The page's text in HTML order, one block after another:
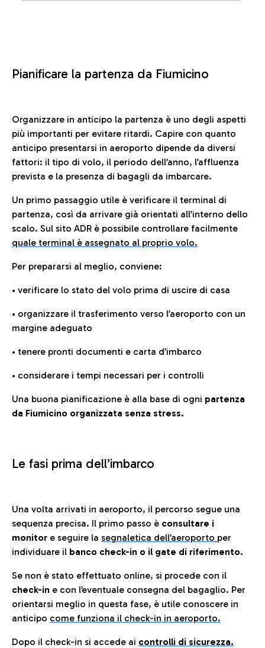
Pianificare la partenza da Fiumicino
Organizzare in anticipo la partenza è uno degli aspetti
più importanti per evitare ritardi. Capire con quanto
anticipo presentarsi in aeroporto dipende da diversi
fattori: il tipo di volo, il periodo dell’anno, l’affluenza
prevista e la presenza di bagagli da imbarcare.
Un primo passaggio utile è verificare il terminal di
partenza, così da arrivare già orientati all’interno dello
scalo. Sul sito ADR è possibile controllare facilmente
quale terminal è assegnato al proprio volo.
Per prepararsi al meglio, conviene:
• verificare lo stato del volo prima di uscire di casa
• organizzare il trasferimento verso l’aeroporto con un
margine adeguato
• tenere pronti documenti e carta d’imbarco
• considerare i tempi necessari per i controlli
Una buona pianificazione è alla base di ogni partenza
da Fiumicino organizzata senza stress.
Le fasi prima dell’imbarco
Una volta arrivati in aeroporto, il percorso segue una
sequenza precisa. Il primo passo è consultare i
monitor e seguire la segnaletica dell’aeroporto per
individuare il banco check-in o il gate di riferimento.
Se non è stato effettuato online, si procede con il
check-in e con l’eventuale consegna del bagaglio. Per
orientarsi meglio in questa fase, è utile conoscere in
anticipo come funziona il check-in in aeroporto.
Dopo il check-in si accede ai controlli di sicurezza.